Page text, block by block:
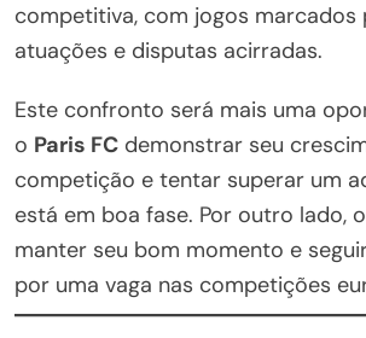
competitiva, com jogos marcados
atuações e disputas acirradas.
Este confronto será mais uma
o Paris FC demonstrar seu
competição e tentar superar um
está em boa fase. Por outro lado, o
manter seu bom momento e
por uma vaga nas competições